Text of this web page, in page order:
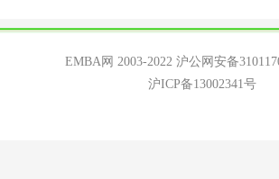
EMBA网 2003-2022 沪公网安备
沪ICP备13002341号